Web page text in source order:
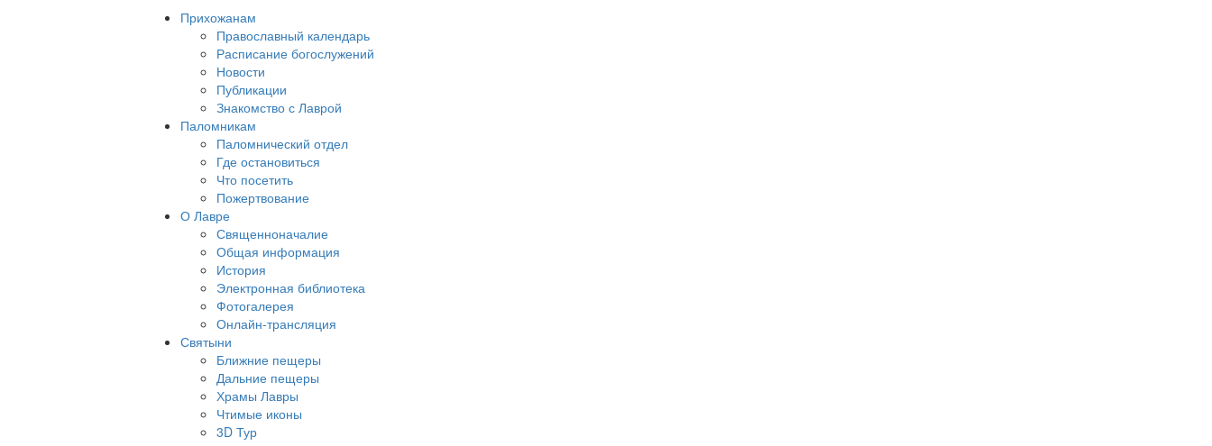
Прихожанам
Православный календарь
Расписание богослужений
Новости
Публикации
Знакомство с Лаврой
Паломникам
Паломнический отдел
Где остановиться
Что посетить
Пожертвование
О Лавре
Священноначалие
Общая информация
История
Электронная библиотека
Фотогалерея
Онлайн-трансляция
Святыни
Ближние пещеры
Дальние пещеры
Храмы Лавры
Чтимые иконы
3D Тур